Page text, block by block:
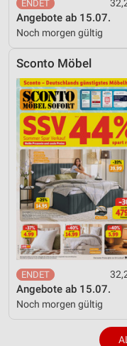
Angebote ab 15.07.
Noch morgen gültig
Sconto Möbel
Angebote ab 15.07.
Noch morgen gültig